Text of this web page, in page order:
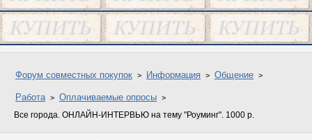
Форум совместных покупок Информация Общение
Работа Оплачиваемые опросы
Все города. ОНЛАЙН-ИНТЕРВЬЮ на тему "Роуминг". 1000 р.